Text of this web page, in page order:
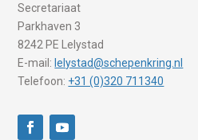
Secretariaat
Parkhaven 3
8242 PE Lelystad
E-mail: lelystad@schepenkring.nl
Telefoon: +31 (0)320 711340